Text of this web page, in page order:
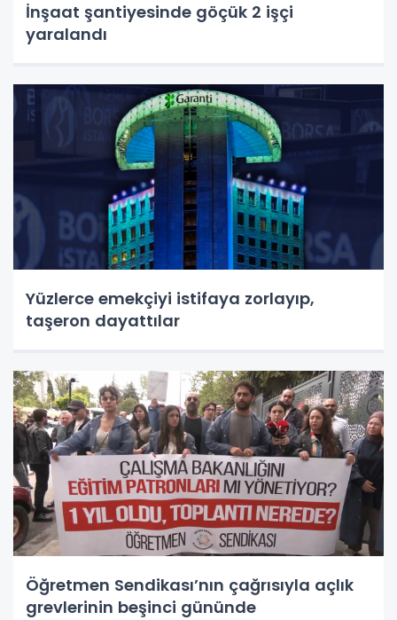
İnşaat şantiyesinde göçük 2 işçi
yaralandı
Yüzlerce emekçiyi istifaya zorlayıp,
taşeron dayattılar
Öğretmen Sendikası’nın çağrısıyla açlık
grevlerinin beşinci gününde